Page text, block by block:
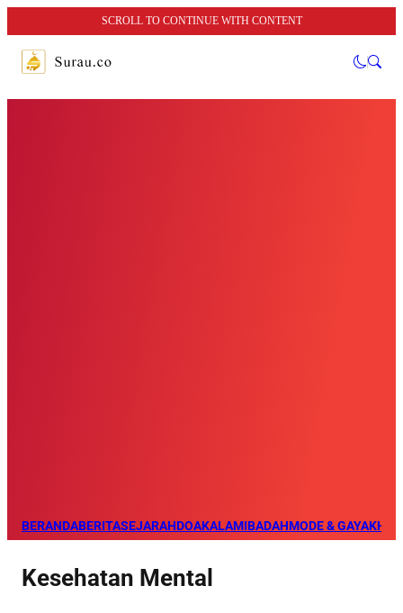
SCROLL TO CONTINUE WITH CONTENT
BERANDABERITASEJARAHDOAKALAMIBADAHMODE & GAYA
Kesehatan Mental